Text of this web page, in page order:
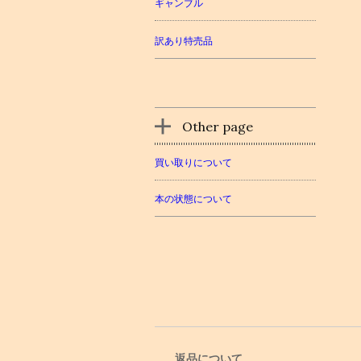
ギャンブル
訳あり特売品
Other page
買い取りについて
本の状態について